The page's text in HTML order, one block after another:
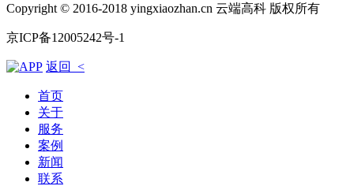
Copyright © 2016-2018 yingxiaozhan.cn 云端高科 版权所有
京ICP备12005242号-1
返回 <
首页
关于
服务
案例
新闻
联系